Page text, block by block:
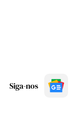
Siga-nos